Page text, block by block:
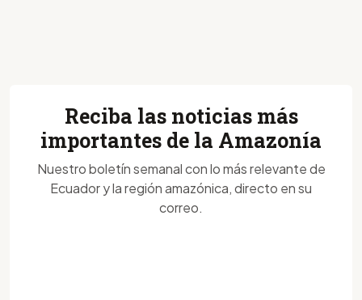
Reciba las noticias más
importantes de la Amazonía
Nuestro boletín semanal con lo más relevante de
Ecuador y la región amazónica, directo en su
correo.